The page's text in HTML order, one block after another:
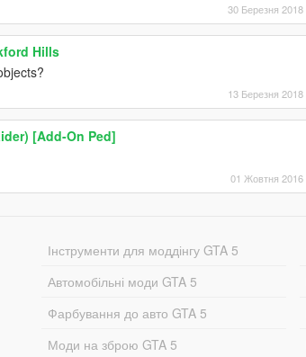
30 Березня 2018
Hills
13 Березня 2018
[Add-On Ped]
01 Жовтня 2016
Інструменти для моддінгу GTA 5
Автомобільні моди GTA 5
Фарбування до авто GTA 5
Моди на зброю GTA 5